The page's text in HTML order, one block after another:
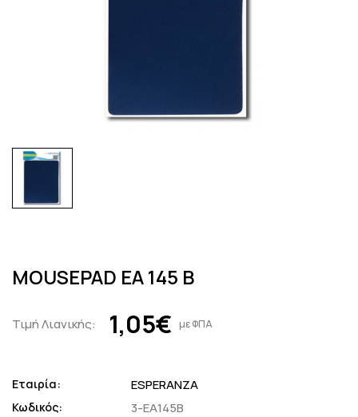
MOUSEPAD EA 145 B
Τιμή Λιανικής: 1,05€ με ΦΠΑ
Εταιρία: ESPERANZA
Κωδικός: 3-EA145B